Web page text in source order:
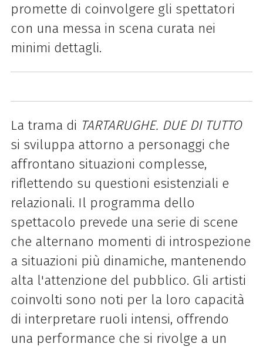
promette di coinvolgere gli spettatori
con una messa in scena curata nei
minimi dettagli.
La trama di TARTARUGHE. DUE DI TUTTO
si sviluppa attorno a personaggi che
affrontano situazioni complesse,
riflettendo su questioni esistenziali e
relazionali. Il programma dello
spettacolo prevede una serie di scene
che alternano momenti di introspezione
a situazioni più dinamiche, mantenendo
alta l'attenzione del pubblico. Gli artisti
coinvolti sono noti per la loro capacità
di interpretare ruoli intensi, offrendo
una performance che si rivolge a un